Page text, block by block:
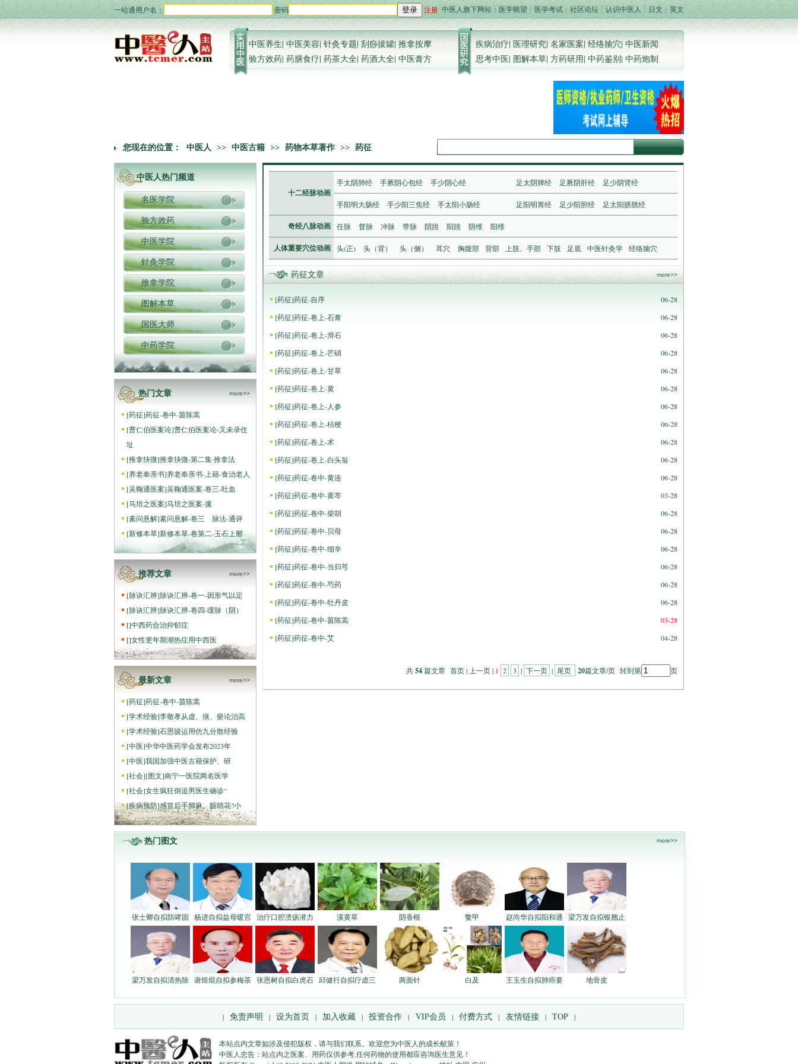
一站通用户名： 密码 登录 注册 中医人旗下网站： 医学眺望┊医学考试 ┊社区论坛┊ 认识中医人┊ 日文 ┊英文
中医养生|中医美容|针灸专题|刮痧拔罐|推拿按摩
验方效药| 药膳食疗| 药茶大全| 药酒大全| 中医膏方
疾病治疗|医理研究|名家医案|经络腧穴|中医新闻
思考中医| 图解本草| 方药研用| 中药鉴别| 中药炮制
您现在的位置： 中医人 >> 中医古籍 >> 药物本草著作 >> 药征
中医人热门频道
名医学院
验方效药
中医学院
针灸学院
推拿学院
图解本草
国医大师
中药学院
热门文章 more>>
[药征]药征-卷中-茵陈蒿
[曹仁伯医案论]曹仁伯医案论-又未录住
址
[推拿抉微]推拿抉微-第二集·推拿法
[养老奉亲书]养老奉亲书-上籍-食治老人
[吴鞠通医案]吴鞠通医案-卷三-吐血
[马培之医案]马培之医案-瘰
[素问悬解]素问悬解-卷三 脉法-通评
[新修本草]新修本草-卷第二-玉石上部
推荐文章 more>>
[脉诀汇辨]脉诀汇辨-卷一-因形气以定
[脉诀汇辨]脉诀汇辨-卷四-缓脉（阴）
[]中西药合治抑郁症
[]女性更年期潮热症用中西医
最新文章 more>>
[药征]药征-卷中-茵陈蒿
[学术经验]李敬孝从虚、痰、瘀论治高
[学术经验]石恩骏运用仿九分散经验
[中医]中华中医药学会发布2023年
[中医]我国加强中医古籍保护、研
[社会][图文]南宁一医院两名医学
[社会]女生疯狂倒追男医生确诊“
[疾病预防]感冒后手脚麻、眼睛花?小
十二经脉动画
手太阴肺经 手厥阴心包经 手少阴心经 足太阴脾经 足厥阴肝经 足少阴肾经
手阳明大肠经 手少阳三焦经 手太阳小肠经 足阳明胃经 足少阳胆经 足太阳膀胱经
奇经八脉动画 任脉 督脉 冲脉 带脉 阴蹺 阳蹺 阴维 阳维
人体重要穴位动画 头(正) 头（背） 头（侧） 耳穴 胸腹部 背部 上肢、手部 下肢 足底 中医针灸学 经络腧穴
药征文章 more>>
[药征]药征-自序
06-28
[药征]药征-卷上-石膏
06-28
[药征]药征-卷上-滑石
06-28
[药征]药征-卷上-芒硝
06-28
[药征]药征-卷上-甘草
06-28
[药征]药征-卷上-黄
06-28
[药征]药征-卷上-人参
06-28
[药征]药征-卷上-桔梗
06-28
[药征]药征-卷上-术
06-28
[药征]药征-卷上-白头翁
06-28
[药征]药征-卷中-黄连
06-28
[药征]药征-卷中-黄芩
03-28
[药征]药征-卷中-柴胡
06-28
[药征]药征-卷中-贝母
06-28
[药征]药征-卷中-细辛
06-28
[药征]药征-卷中-当归芎
06-28
[药征]药征-卷中-芍药
06-28
[药征]药征-卷中-牡丹皮
06-28
[药征]药征-卷中-茵陈蒿
03-28
[药征]药征-卷中-艾 04-28
共54篇文章 首页 | 上一页 | 1 2 3 | 下一页 | 尾页 20篇文章/页 转到第 页
热门图文 more>>
张士卿自拟防哮固 杨进自拟益母暖宫 治疗口腔溃疡潜力 溪黄草 阴香根 鳖甲 赵尚华自拟阳和通 梁万发自拟银翘止
梁万发自拟清热除 谢煜焜自拟参梅茶 张恩树自拟白虎石 邱健行自拟疗虚三 两面针 白及 王玉生自拟肺癌要 地骨皮
| 免责声明 | 设为首页 | 加入收藏 | 投资合作 | VIP会员 | 付费方式 | 友情链接 | TOP |
本站点内文章如涉及侵犯版权，请与我们联系。欢迎您为中医人的成长献策！
中医人忠告：站点内之医案、用药仅供参考,任何药物的使用都应咨询医生意见！